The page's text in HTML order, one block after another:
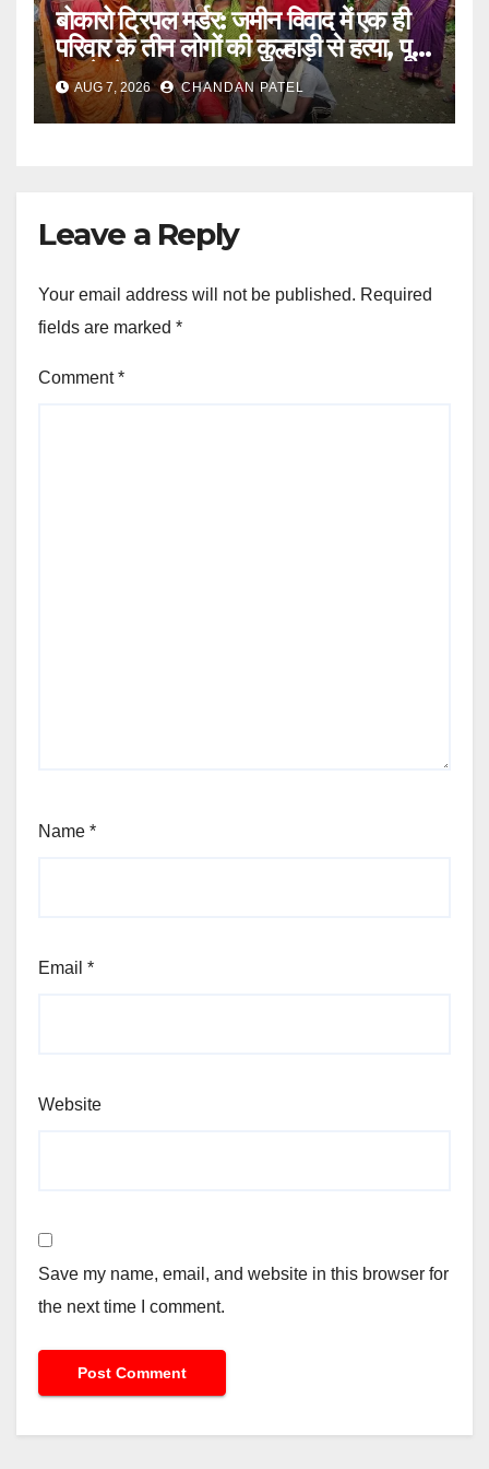
बोकारो ट्रिपल मर्डर: जमीन विवाद में एक ही
परिवार के तीन लोगों की कुल्हाड़ी से हत्या, पूरे
इलाके में दहशत
AUG 7, 2026 CHANDAN PATEL
Leave a Reply
Your email address will not be published. Required
fields are marked *
Comment*
Name *
Email *
Website
Save my name, email, and website in this browser for
the next time I comment.